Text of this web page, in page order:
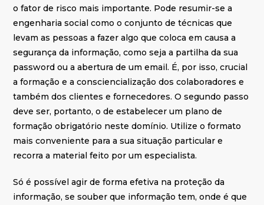
o fator de risco mais importante. Pode resumir-se a
engenharia social como o conjunto de técnicas que
levam as pessoas a fazer algo que coloca em causa a
segurança da informação, como seja a partilha da sua
password ou a abertura de um email. É, por isso, crucial
a formação e a consciencialização dos colaboradores e
também dos clientes e fornecedores. O segundo passo
deve ser, portanto, o de estabelecer um plano de
formação obrigatório neste domínio. Utilize o formato
mais conveniente para a sua situação particular e
recorra a material feito por um especialista.
Só é possível agir de forma efetiva na proteção da
informação, se souber que informação tem, onde é que